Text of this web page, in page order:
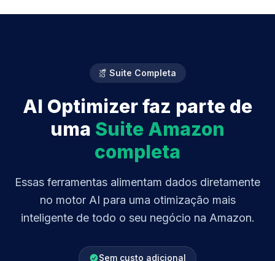
Suite Completa
AI Optimizer faz parte de
uma Suite Amazon
completa
Essas ferramentas alimentam dados diretamente
no motor AI para uma otimização mais
inteligente de todo o seu negócio na Amazon.
Sem custo adicional